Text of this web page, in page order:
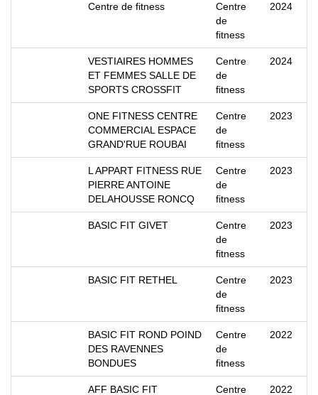
Centre de fitness
Centre
de
fitness
2024
VESTIAIRES HOMMES
ET FEMMES SALLE DE
SPORTS CROSSFIT
Centre
de
fitness
2024
ONE FITNESS CENTRE
COMMERCIAL ESPACE
GRAND'RUE ROUBAI
Centre
de
fitness
2023
L APPART FITNESS RUE
PIERRE ANTOINE
DELAHOUSSE RONCQ
Centre
de
fitness
2023
BASIC FIT GIVET
Centre
de
fitness
2023
BASIC FIT RETHEL
Centre
de
fitness
2023
BASIC FIT ROND POIND
DES RAVENNES
BONDUES
Centre
de
fitness
2022
AFF BASIC FIT Centre 2022